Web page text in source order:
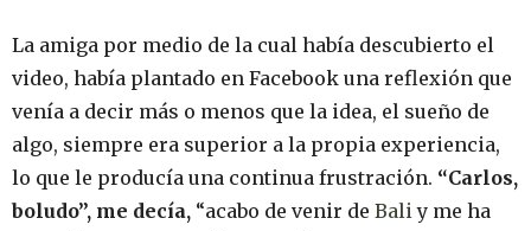
La amiga por medio de la cual había descubierto el
video, había plantado en Facebook una reflexión que
venía a decir más o menos que la idea, el sueño de
algo, siempre era superior a la propia experiencia,
lo que le producía una continua frustración. “Carlos,
boludo”, me decía, “acabo de venir de Bali y me ha